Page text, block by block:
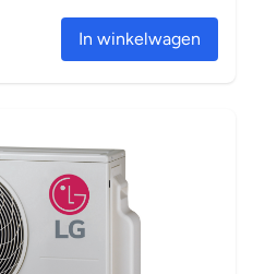
In winkelwagen